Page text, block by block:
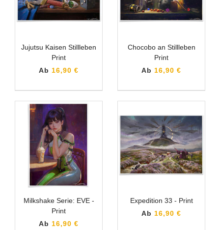
Jujutsu Kaisen Stillleben
Print
Ab 16,90 €
Chocobo an Stillleben
Print
Ab 16,90 €
Milkshake Serie: EVE -
Print
Ab 16,90 €
Expedition 33 - Print
Ab 16,90 €